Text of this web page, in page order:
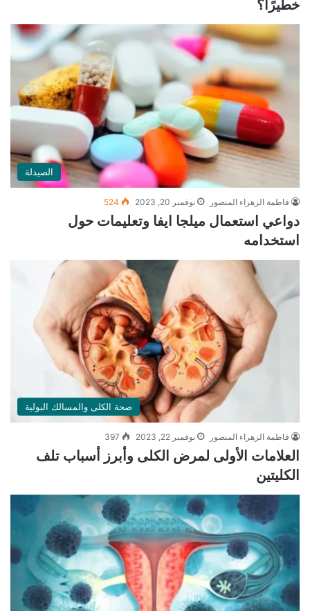
خطيرًا؟
الصيدلة
فاطمة الزهراء المنصور نوفمبر 20, 2023 524
دواعي استعمال ميلجا ايفا وتعليمات حول
استخدامه
صحة الكلى والمسالك البولية
فاطمة الزهراء المنصور نوفمبر 22, 2023 397
العلامات الأولى لمرض الكلى وأبرز أسباب تلف
الكليتين